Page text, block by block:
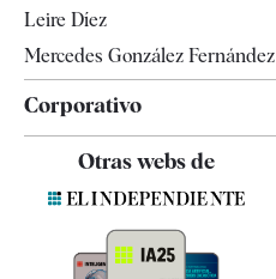
Leire Díez
Mercedes González Fernández
Corporativo
Contacto
Otras webs de